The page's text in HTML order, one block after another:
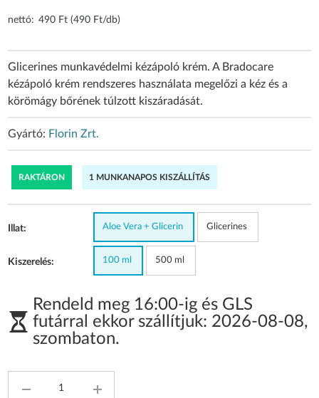
nettó: 490 Ft (490 Ft/db)
Glicerines munkavédelmi kézápoló krém. A Bradocare
kézápoló krém rendszeres használata megelőzi a kéz és a
körömágy bőrének túlzott kiszáradását.
Gyártó: Florin Zrt.
RAKTÁRON 1 MUNKANAPOS KISZÁLLÍTÁS
Illat: Aloe Vera + Glicerin Glicerines
Kiszerelés: 100 ml 500 ml
Rendeld meg 16:00-ig és GLS
futárral ekkor szállítjuk: 2026-08-08,
szombaton.